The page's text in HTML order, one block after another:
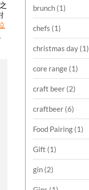
brunch (1)
chefs (1)
christmas day (1)
core range (1)
craft beer (2)
craftbeer (6)
Food Pairing (1)
Gift (1)
gin (2)